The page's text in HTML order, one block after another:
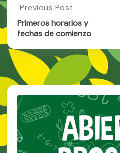
Post
navigation
Previous
Post:
Primeros
Y
Fechas
De
Comienzo
Previous Post
Primeros horarios y
fechas de comienzo